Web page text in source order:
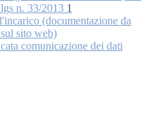
n. 33/2013 1
(documentazione da
sito web)
comunicazione dei dati